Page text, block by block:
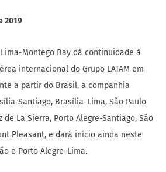
2019
Montego Bay dá continuidade à
internacional do Grupo LATAM em
a partir do Brasil, a companhia
Santiago, Brasília-Lima, São Paulo
de La Sierra, Porto Alegre-Santiago, São
Pleasant, e dará início ainda neste
e Porto Alegre-Lima.